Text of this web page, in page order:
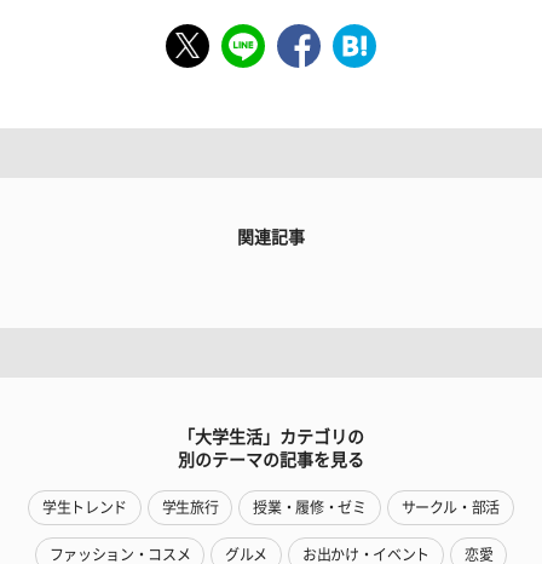
関連記事
「大学生活」カテゴリの
別のテーマの記事を見る
学生トレンド 学生旅行 授業・履修・ゼミ サークル・部活
ファッション・コスメ グルメ お出かけ・イベント 恋愛